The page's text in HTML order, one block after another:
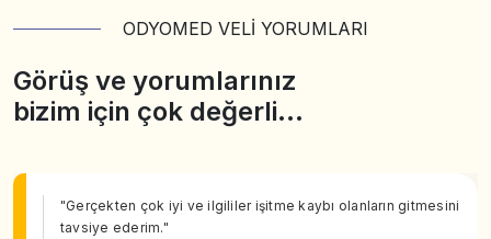
ODYOMED VELİ YORUMLARI
Görüş ve yorumlarınız
bizim için çok değerli…
"Gerçekten çok iyi ve ilgililer işitme kaybı olanların gitmesini
tavsiye ederim."